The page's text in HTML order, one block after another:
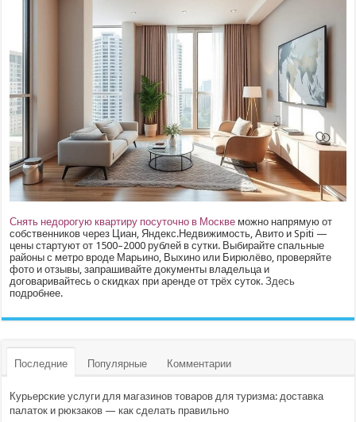
Снять недорогую квартиру посуточно в Москве можно напрямую от
собственников через Циан, Яндекс.Недвижимость, Авито и Spiti —
цены стартуют от 1500–2000 рублей в сутки. Выбирайте спальные
районы с метро вроде Марьино, Выхино или Бирюлёво, проверяйте
фото и отзывы, запрашивайте документы владельца и
договаривайтесь о скидках при аренде от трёх суток.Здесь
подробнее.
Последние Популярные Комментарии
Курьерские услуги для магазинов товаров для туризма: доставка
палаток и рюкзаков — как сделать правильно